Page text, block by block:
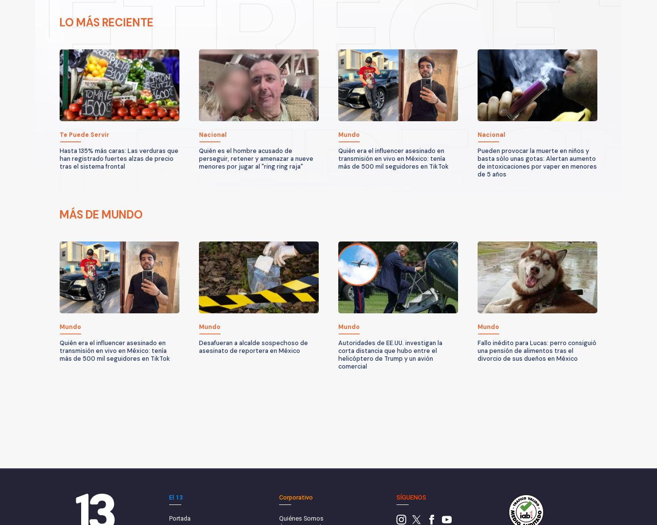
LO MÁS RECIENTE
Te Puede Servir
Hasta 135% más caras: Las verduras que
han registrado fuertes alzas de precio
tras el sistema frontal
Nacional
Quién es el hombre acusado de
perseguir, retener y amenazar a nueve
menores por jugar al "ring ring raja"
Mundo
Quién era el influencer asesinado en
transmisión en vivo en México: tenía
más de 500 mil seguidores en TikTok
Nacional
Pueden provocar la muerte en niños y
basta sólo unas gotas: Alertan aumento
de intoxicaciones por vaper en menores
de 5 años
MÁS DE MUNDO
Mundo
Quién era el influencer asesinado en
transmisión en vivo en México: tenía
más de 500 mil seguidores en TikTok
Mundo
Desafueran a alcalde sospechoso de
asesinato de reportera en México
Mundo
Autoridades de EE.UU. investigan la
corta distancia que hubo entre el
helicóptero de Trump y un avión
comercial
Mundo
Fallo inédito para Lucas: perro consiguió
una pensión de alimentos tras el
divorcio de sus dueños en México
El 13
Portada
Corporativo
Quiénes Somos
SÍGUENOS